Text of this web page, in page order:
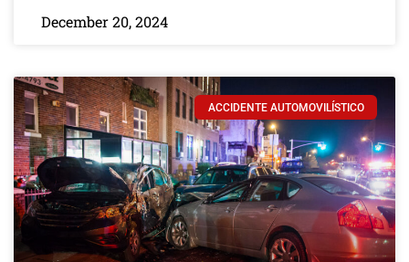
December 20, 2024
ACCIDENTE AUTOMOVILÍSTICO